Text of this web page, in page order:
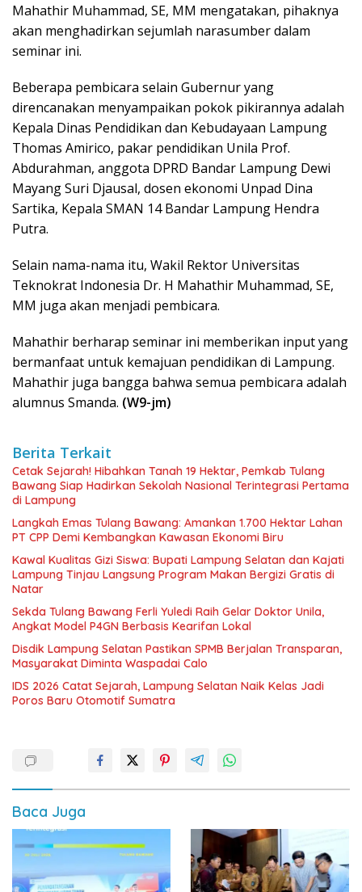
Mahathir Muhammad, SE, MM mengatakan, pihaknya
akan menghadirkan sejumlah narasumber dalam
seminar ini.
Beberapa pembicara selain Gubernur yang
direncanakan menyampaikan pokok pikirannya adalah
Kepala Dinas Pendidikan dan Kebudayaan Lampung
Thomas Amirico, pakar pendidikan Unila Prof.
Abdurahman, anggota DPRD Bandar Lampung Dewi
Mayang Suri Djausal, dosen ekonomi Unpad Dina
Sartika, Kepala SMAN 14 Bandar Lampung Hendra
Putra.
Selain nama-nama itu, Wakil Rektor Universitas
Teknokrat Indonesia Dr. H Mahathir Muhammad, SE,
MM juga akan menjadi pembicara.
Mahathir berharap seminar ini memberikan input yang
bermanfaat untuk kemajuan pendidikan di Lampung.
Mahathir juga bangga bahwa semua pembicara adalah
alumnus Smanda. (W9-jm)
Berita Terkait
Cetak Sejarah! Hibahkan Tanah 19 Hektar, Pemkab Tulang
Bawang Siap Hadirkan Sekolah Nasional Terintegrasi Pertama
di Lampung
Langkah Emas Tulang Bawang: Amankan 1.700 Hektar Lahan
PT CPP Demi Kembangkan Kawasan Ekonomi Biru
Kawal Kualitas Gizi Siswa: Bupati Lampung Selatan dan Kajati
Lampung Tinjau Langsung Program Makan Bergizi Gratis di
Natar
Sekda Tulang Bawang Ferli Yuledi Raih Gelar Doktor Unila,
Angkat Model P4GN Berbasis Kearifan Lokal
Disdik Lampung Selatan Pastikan SPMB Berjalan Transparan,
Masyarakat Diminta Waspadai Calo
IDS 2026 Catat Sejarah, Lampung Selatan Naik Kelas Jadi
Poros Baru Otomotif Sumatra
Baca Juga